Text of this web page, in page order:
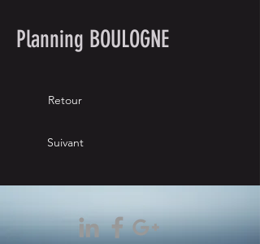
Planning BOULOGNE
Retour
Suivant